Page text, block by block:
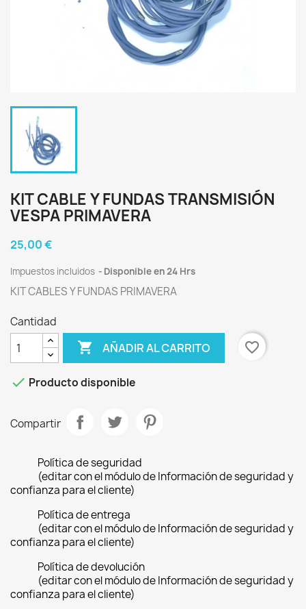
KIT CABLE Y FUNDAS TRANSMISIÓN
VESPA PRIMAVERA
25,00 €
Impuestos incluidos Disponible en 24 Hrs
KIT CABLES Y FUNDAS PRIMAVERA
Cantidad
 AÑADIR AL CARRITO favorite_border
 Producto disponible
Compartir
Política de seguridad
(editar con el módulo de Información de seguridad y
confianza para el cliente)
Política de entrega
(editar con el módulo de Información de seguridad y
confianza para el cliente)
Política de devolución
(editar con el módulo de Información de seguridad y
confianza para el cliente)